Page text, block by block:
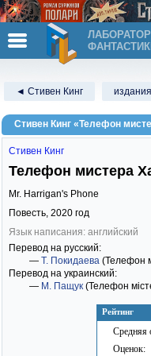
◄ Стивен Кинг
Стивен Кинг «Телефон
Рейтинг
Средняя
Оценок:
Стивен Кинг
Телефон мистера
Mr. Harrigan's Phone
Повесть, 2020 год
Язык написания: английский
Перевод на русский:
— Т. Покидаева (Телефон
Перевод на украинский:
— М. Пащук (Телефон